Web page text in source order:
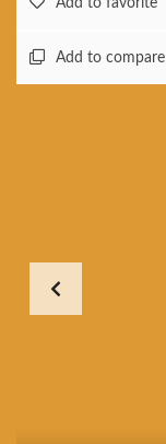
Add to favorite
Add to compare